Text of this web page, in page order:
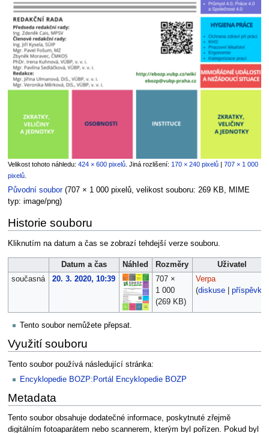
Velikost tohoto náhledu: 424 × 600 pixelů. Jiná rozlišení: 170 × 240 pixelů| 707 × 1 000
pixelů.
Původní soubor‎ (707 × 1 000 pixelů, velikost souboru: 269 KB, MIME
typ: image/png)
Historie souboru
Kliknutím na datum a čas se zobrazí tehdejší verze souboru.
Datum a čas Náhled Rozměry
Uživatel
současná
20. 3. 2020, 10:39
707 ×
1 000
(269 KB)
Verpa
(diskuse| příspěvky
Tento soubor nemůžete přepsat.
Využití souboru
Tento soubor používá následující stránka:
Encyklopedie BOZP:Portál Encyklopedie BOZP
Metadata
Tento soubor obsahuje dodatečné informace, poskytnuté zřejmě
digitálním fotoaparátem nebo scannerem, kterým byl pořízen. Pokud byl